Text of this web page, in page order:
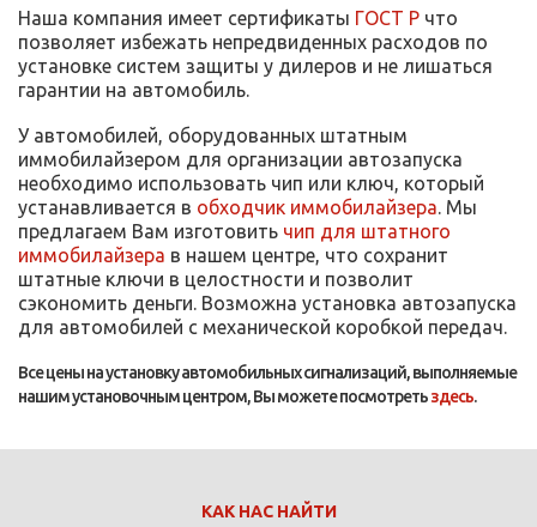
Наша компания имеет сертификаты ГОСТ Р что
позволяет избежать непредвиденных расходов по
установке систем защиты у дилеров и не лишаться
гарантии на автомобиль.
У автомобилей, оборудованных штатным
иммобилайзером для организации автозапуска
необходимо использовать чип или ключ, который
устанавливается в обходчик иммобилайзера. Мы
предлагаем Вам изготовить чип для штатного
иммобилайзера в нашем центре, что сохранит
штатные ключи в целостности и позволит
сэкономить деньги. Возможна установка автозапуска
для автомобилей с механической коробкой передач.
Все цены на установку автомобильных сигнализаций, выполняемые
нашим установочным центром, Вы можете посмотретьздесь.
КАК НАС НАЙТИ